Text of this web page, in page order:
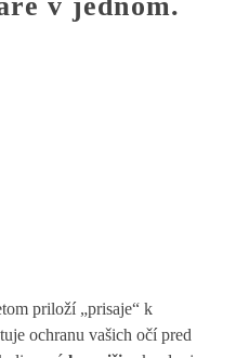
priloží „prisaje“ k
ochranu vašich očí pred